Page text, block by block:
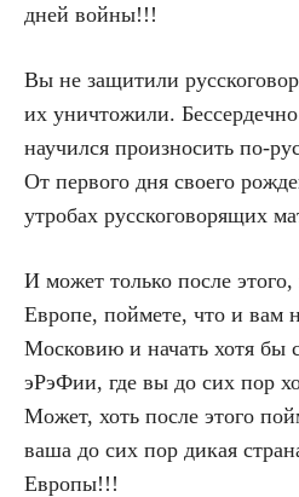
дней войны!!!
Вы не защитили
их уничтожили.
научился произносить по-
От первого дня своего
утробах русскоговорящих
И может только после
Европе, поймете, что и вам
Московию и начать хотя бы
эРэФии, где вы до сих пор
Может, хоть после этого
ваша до сих пор дикая
Европы!!!